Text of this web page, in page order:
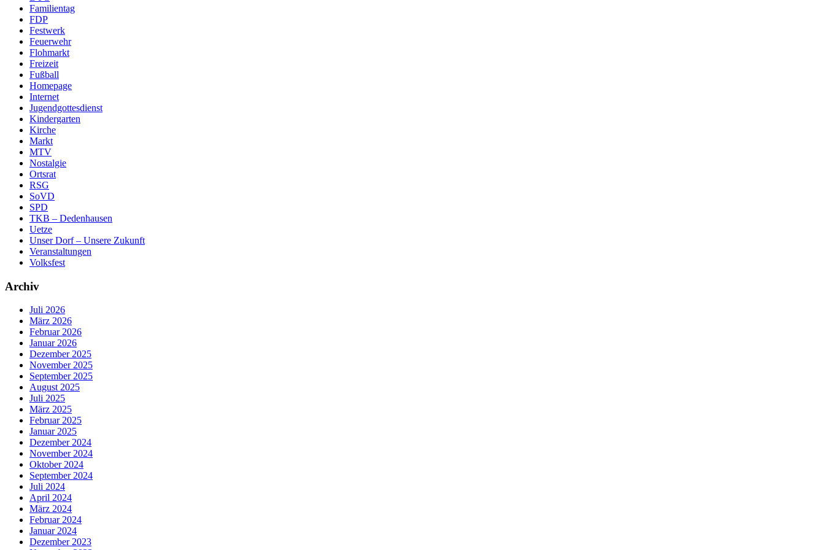
Familientag
FDP
Festwerk
Feuerwehr
Flohmarkt
Freizeit
Fußball
Homepage
Internet
Jugendgottesdienst
Kindergarten
Kirche
Markt
MTV
Nostalgie
Ortsrat
RSG
SoVD
SPD
TKB – Dedenhausen
Uetze
Unser Dorf – Unsere Zukunft
Veranstaltungen
Volksfest
Archiv
Juli 2026
März 2026
Februar 2026
Januar 2026
Dezember 2025
November 2025
September 2025
August 2025
Juli 2025
März 2025
Februar 2025
Januar 2025
Dezember 2024
November 2024
Oktober 2024
September 2024
Juli 2024
April 2024
März 2024
Februar 2024
Januar 2024
Dezember 2023